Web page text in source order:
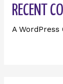
RECENT
A